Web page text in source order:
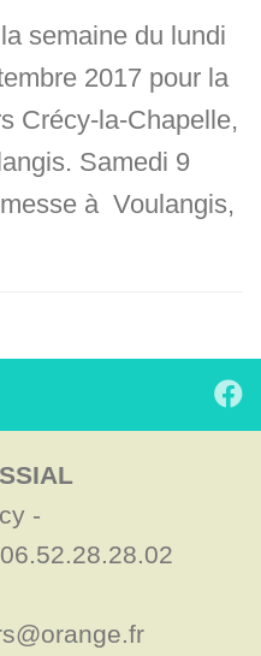
semaine du lundi
2017 pour la
Crécy-la-Chapelle,
Samedi 9
à Voulangis,
-